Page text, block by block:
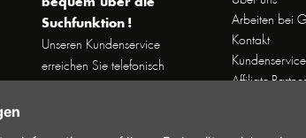
Suchfunktion !
Unseren Kundenservice
erreichen Sie telefonisch
Arbeiten bei
Kontakt
Kundenservice
Affiliate-